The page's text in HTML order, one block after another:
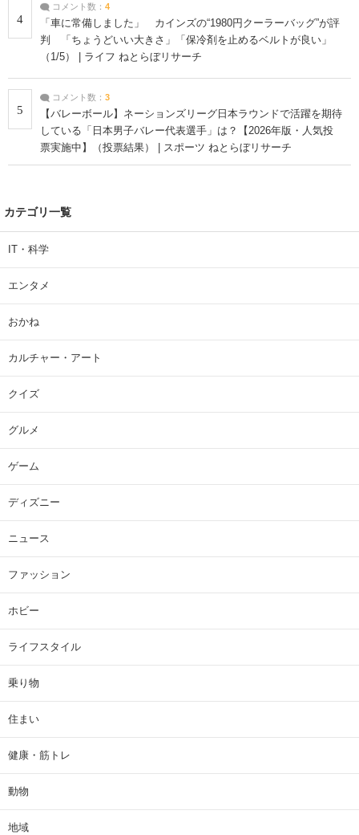
4
コメント数： 4
「車に常備しました」 カインズの“1980円クーラーバッグ”が評
判 「ちょうどいい大きさ」「保冷剤を止めるベルトが良い」
（1/5） | ライフ ねとらぼリサーチ
5
コメント数： 3
【バレーボール】ネーションズリーグ日本ラウンドで活躍を期待
している「日本男子バレー代表選手」は？【2026年版・人気投
票実施中】（投票結果） | スポーツ ねとらぼリサーチ
カテゴリ一覧
IT・科学
エンタメ
おかね
カルチャー・アート
クイズ
グルメ
ゲーム
ディズニー
ニュース
ファッション
ホビー
ライフスタイル
乗り物
住まい
健康・筋トレ
動物
地域